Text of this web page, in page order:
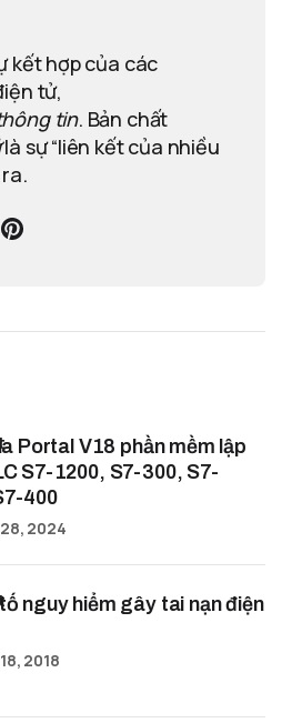
kết hợp của các
tử,
tin. Bản chất
là sự “liên kết của nhiều
Portal V18 phần mềm lập
S7-1200, S7-300, S7-
400
2024
nguy hiểm gây tai nạn điện
2018